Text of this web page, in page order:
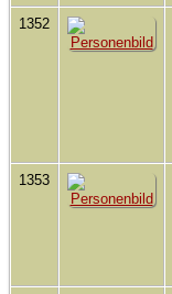
1352
1353